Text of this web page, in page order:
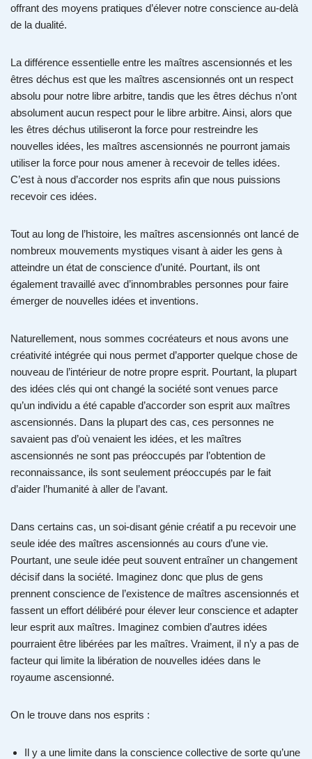
offrant des moyens pratiques d’élever notre conscience au-delà
de la dualité.
La différence essentielle entre les maîtres ascensionnés et les
êtres déchus est que les maîtres ascensionnés ont un respect
absolu pour notre libre arbitre, tandis que les êtres déchus n’ont
absolument aucun respect pour le libre arbitre. Ainsi, alors que
les êtres déchus utiliseront la force pour restreindre les
nouvelles idées, les maîtres ascensionnés ne pourront jamais
utiliser la force pour nous amener à recevoir de telles idées.
C’est à nous d’accorder nos esprits afin que nous puissions
recevoir ces idées.
Tout au long de l’histoire, les maîtres ascensionnés ont lancé de
nombreux mouvements mystiques visant à aider les gens à
atteindre un état de conscience d’unité. Pourtant, ils ont
également travaillé avec d’innombrables personnes pour faire
émerger de nouvelles idées et inventions.
Naturellement, nous sommes cocréateurs et nous avons une
créativité intégrée qui nous permet d’apporter quelque chose de
nouveau de l’intérieur de notre propre esprit. Pourtant, la plupart
des idées clés qui ont changé la société sont venues parce
qu’un individu a été capable d’accorder son esprit aux maîtres
ascensionnés. Dans la plupart des cas, ces personnes ne
savaient pas d’où venaient les idées, et les maîtres
ascensionnés ne sont pas préoccupés par l’obtention de
reconnaissance, ils sont seulement préoccupés par le fait
d’aider l’humanité à aller de l’avant.
Dans certains cas, un soi-disant génie créatif a pu recevoir une
seule idée des maîtres ascensionnés au cours d’une vie.
Pourtant, une seule idée peut souvent entraîner un changement
décisif dans la société. Imaginez donc que plus de gens
prennent conscience de l’existence de maîtres ascensionnés et
fassent un effort délibéré pour élever leur conscience et adapter
leur esprit aux maîtres. Imaginez combien d’autres idées
pourraient être libérées par les maîtres. Vraiment, il n’y a pas de
facteur qui limite la libération de nouvelles idées dans le
royaume ascensionné.
On le trouve dans nos esprits :
Il y a une limite dans la conscience collective de sorte qu’une